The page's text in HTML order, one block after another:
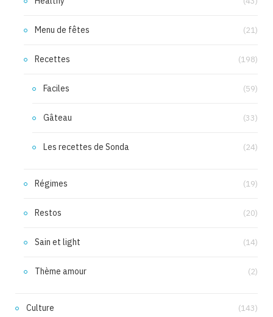
Menu de fêtes (21)
Recettes (198)
Faciles (59)
Gâteau (33)
Les recettes de Sonda (24)
Régimes (19)
Restos (20)
Sain et light (14)
Thème amour (2)
Culture (143)